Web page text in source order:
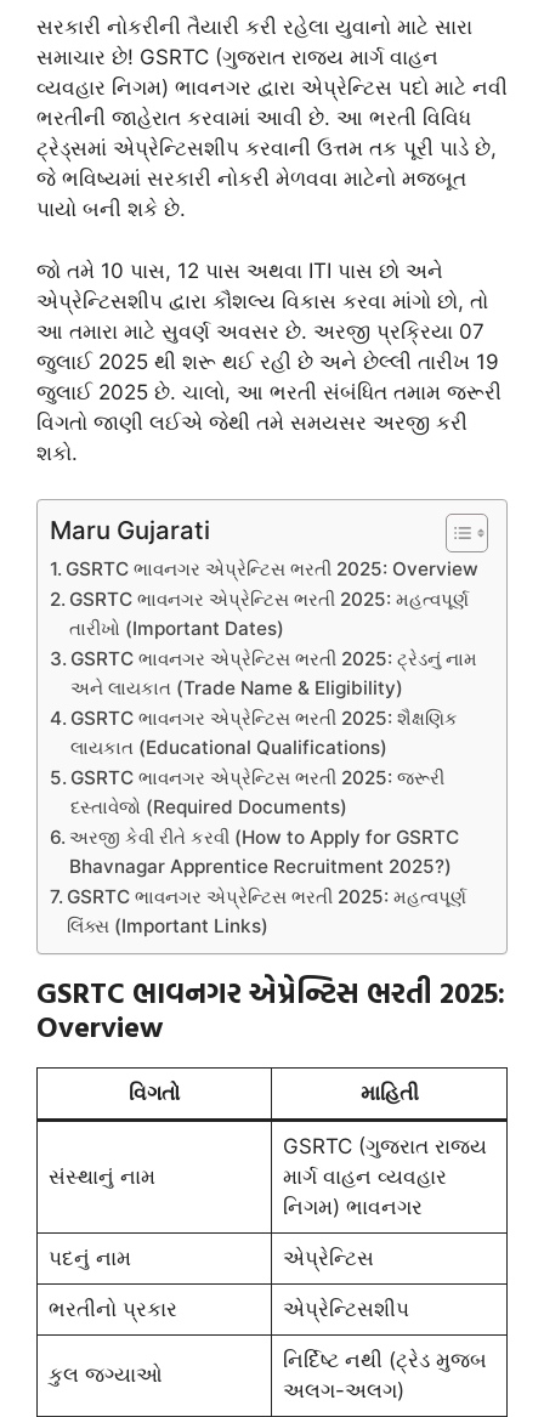
સરકારી નોકરીની તૈયારી કરી રહેલા યુવાનો માટે સારા
સમાચાર છે! GSRTC (ગુજરાત રાજ્ય માર્ગ વાહન
વ્યવહાર નિગમ) ભાવનગર દ્વારા એપ્રેન્ટિસ પદો માટે નવી
ભરતીની જાહેરાત કરવામાં આવી છે. આ ભરતી વિવિધ
ટ્રેડ્સમાં એપ્રેન્ટિસશીપ કરવાની ઉત્તમ તક પૂરી પાડે છે,
જે ભવિષ્યમાં સરકારી નોકરી મેળવવા માટેનો મજબૂત
પાયો બની શકે છે.
જો તમે 10 પાસ, 12 પાસ અથવા ITI પાસ છો અને
એપ્રેન્ટિસશીપ દ્વારા કૌશલ્ય વિકાસ કરવા માંગો છો, તો
આ તમારા માટે સુવર્ણ અવસર છે. અરજી પ્રક્રિયા 07
જુલાઈ 2025 થી શરૂ થઈ રહી છે અને છેલ્લી તારીખ 19
જુલાઈ 2025 છે. ચાલો, આ ભરતી સંબંધિત તમામ જરૂરી
વિગતો જાણી લઈએ જેથી તમે સમયસર અરજી કરી
શકો.
Maru Gujarati
GSRTC ભાવનગર એપ્રેન્ટિસ ભરતી 2025: Overview
GSRTC ભાવનગર એપ્રેન્ટિસ ભરતી 2025: મહત્વપૂર્ણ
તારીખો (Important Dates)
GSRTC ભાવનગર એપ્રેન્ટિસ ભરતી 2025: ટ્રેડનું નામ
અને લાયકાત (Trade Name & Eligibility)
GSRTC ભાવનગર એપ્રેન્ટિસ ભરતી 2025: શૈક્ષણિક
લાયકાત (Educational Qualifications)
GSRTC ભાવનગર એપ્રેન્ટિસ ભરતી 2025: જરૂરી
દસ્તાવેજો (Required Documents)
અરજી કેવી રીતે કરવી (How to Apply for GSRTC
Bhavnagar Apprentice Recruitment 2025?)
GSRTC ભાવનગર એપ્રેન્ટિસ ભરતી 2025: મહત્વપૂર્ણ
લિંક્સ (Important Links)
GSRTC ભાવનગર એપ્રેન્ટિસ ભરતી 2025:
Overview
વિગતો માહિતી
સંસ્થાનું નામ
GSRTC (ગુજરાત રાજ્ય
માર્ગ વાહન વ્યવહાર
નિગમ) ભાવનગર
પદનું નામ એપ્રેન્ટિસ
ભરતીનો પ્રકાર એપ્રેન્ટિસશીપ
કુલ જગ્યાઓ
નિર્દિષ્ટ નથી (ટ્રેડ મુજબ
અલગ-અલગ)